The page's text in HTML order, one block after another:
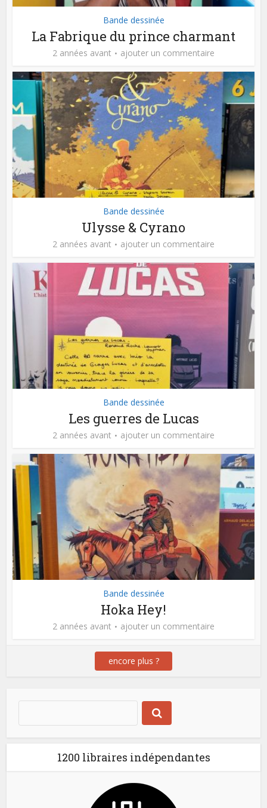
Bande dessinée
La Fabrique du prince charmant
2 années avant ajouter un commentaire
Bande dessinée
Ulysse & Cyrano
2 années avant ajouter un commentaire
Bande dessinée
Les guerres de Lucas
2 années avant ajouter un commentaire
Bande dessinée
Hoka Hey!
2 années avant ajouter un commentaire
encore plus ?
1200 libraires indépendantes